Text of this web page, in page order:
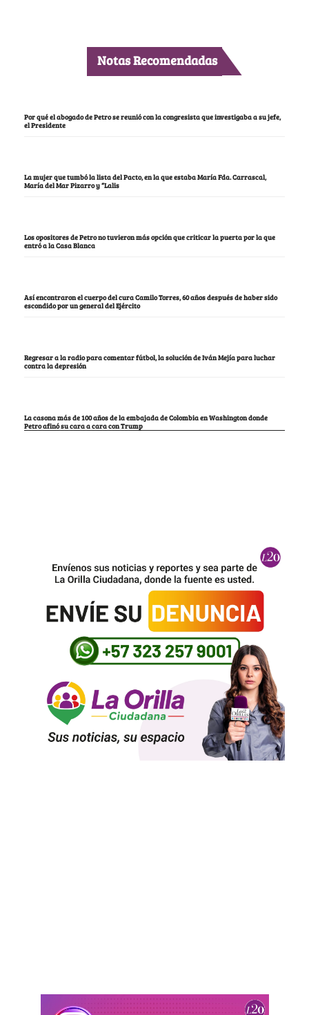
Notas Recomendadas
Por qué el abogado de Petro se reunió con la congresista que investigaba a su jefe,
el Presidente
La mujer que tumbó la lista del Pacto, en la que estaba María Fda. Carrascal,
María del Mar Pizarro y “Lalis
Los opositores de Petro no tuvieron más opción que criticar la puerta por la que
entró a la Casa Blanca
Así encontraron el cuerpo del cura Camilo Torres, 60 años después de haber sido
escondido por un general del Ejército
Regresar a la radio para comentar fútbol, la solución de Iván Mejía para luchar
contra la depresión
La casona más de 100 años de la embajada de Colombia en Washington donde
Petro afinó su cara a cara con Trump